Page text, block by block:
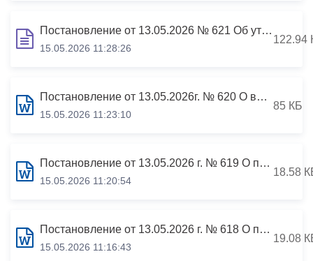
Постановление от 13.05.2026 № 621 Об утверждении Положения о представлении гражданами, претендующими на замещение должностей муниципальной службы, и муниципальными служащими
15.05.2026 11:28:26
122.94
Постановление от 13.05.2026г. № 620 О внесении изменений в постановление АМС г.Владикавказа от 21.09.2010 № 1760 «О проверке достоверности и полноты сведений, представляемых гражданами, претендующими на замещение должностей му
15.05.2026 11:23:10
85 КБ
Постановление от 13.05.2026 г. № 619 О признании утратившим силу постановления АМС г.Владикавказа от 14.07.2021 №509 «Об утверждении Порядка размещения и наполнения раздела, посвященного вопросам противодействия коррупции, официал
15.05.2026 11:20:54
18.58
Постановление от 13.05.2026 г. № 618 О признании утратившими силу некоторых постановлений АМС г.Владикавказа
15.05.2026 11:16:43
19.08